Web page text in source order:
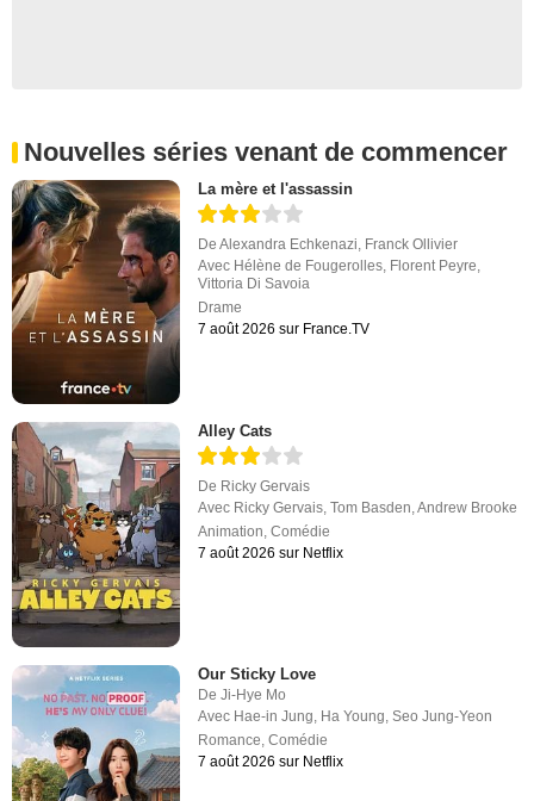
Nouvelles séries venant de commencer
La mère et l'assassin
DeAlexandra Echkenazi, Franck Ollivier
Avec Hélène de Fougerolles, Florent Peyre,
Vittoria Di Savoia
Drame
7 août 2026 sur France.TV
Alley Cats
De Ricky Gervais
Avec Ricky Gervais,Tom Basden,Andrew Brooke
Animation,Comédie
7 août 2026 sur Netflix
Our Sticky Love
DeJi-Hye Mo
Avec Hae-in Jung Ha Young ,Seo Jung-Yeon
Romance ,Comédie
7 août 2026 sur Netflix